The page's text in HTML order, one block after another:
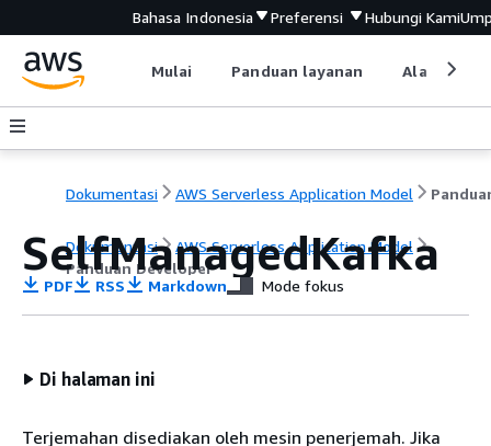
Bahasa Indonesia Preferensi Hubungi Kami
Mulai Panduan layanan Alat
Dokumentasi AWS Serverless Application Model
Dokumentasi
AWS Serverless Application Model
Panduan Developer
SelfManagedKafka
PDF RSS Markdown Mode fokus
Di halaman ini
Terjemahan disediakan oleh mesin penerjemah. Jika